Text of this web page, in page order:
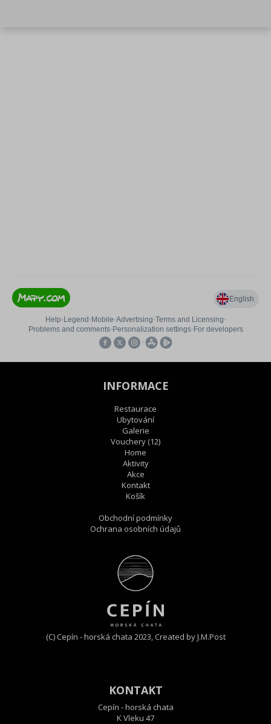
INFORMACE
Restaurace
Ubytování
Galerie
Vouchery (12)
Home
Aktivity
Akce
Kontakt
Košík
Obchodní podmínky
Ochrana osobních údajů
(C) Cepín - horská chata 2023, Created by J.M.Post
KONTAKT
Cepín - horská chata
K Vleku 47